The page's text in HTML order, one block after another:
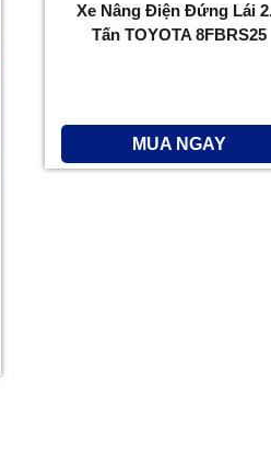
Xe Nâng Điện Đứng Lái
Tấn TOYOTA 8FBRS25
MUA NGAY